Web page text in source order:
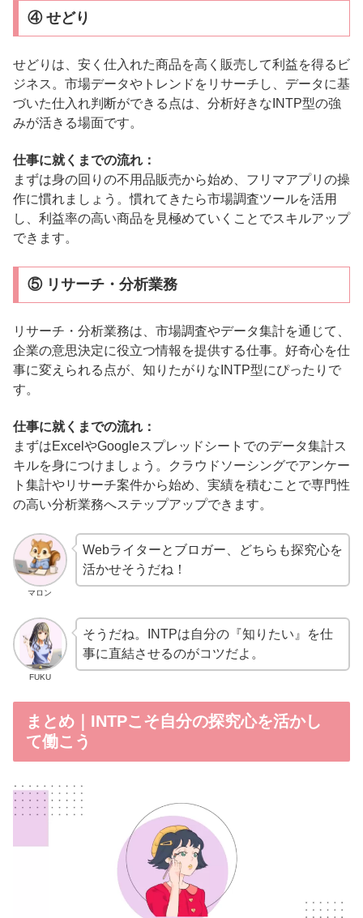
④ せどり
せどりは、安く仕入れた商品を高く販売して利益を得るビ
ジネス。市場データやトレンドをリサーチし、データに基
づいた仕入れ判断ができる点は、分析好きなINTP型の強
みが活きる場面です。
仕事に就くまでの流れ：
まずは身の回りの不用品販売から始め、フリマアプリの操
作に慣れましょう。慣れてきたら市場調査ツールを活用
し、利益率の高い商品を見極めていくことでスキルアップ
できます。
⑤ リサーチ・分析業務
リサーチ・分析業務は、市場調査やデータ集計を通じて、
企業の意思決定に役立つ情報を提供する仕事。好奇心を仕
事に変えられる点が、知りたがりなINTP型にぴったりで
す。
仕事に就くまでの流れ：
まずはExcelやGoogleスプレッドシートでのデータ集計ス
キルを身につけましょう。クラウドソーシングでアンケー
ト集計やリサーチ案件から始め、実績を積むことで専門性
の高い分析業務へステップアップできます。
マロン
Webライターとブロガー、どちらも探究心を
活かせそうだね！
FUKU
そうだね。INTPは自分の『知りたい』を仕
事に直結させるのがコツだよ。
まとめ｜INTPこそ自分の探究心を活かし
て働こう